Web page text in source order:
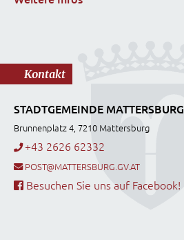
Kontakt
STADTGEMEINDE MATTERSBURG
Brunnenplatz 4, 7210 Mattersburg
+43 2626 62332
POST@MATTERSBURG.GV.AT
Besuchen Sie uns auf Facebook!